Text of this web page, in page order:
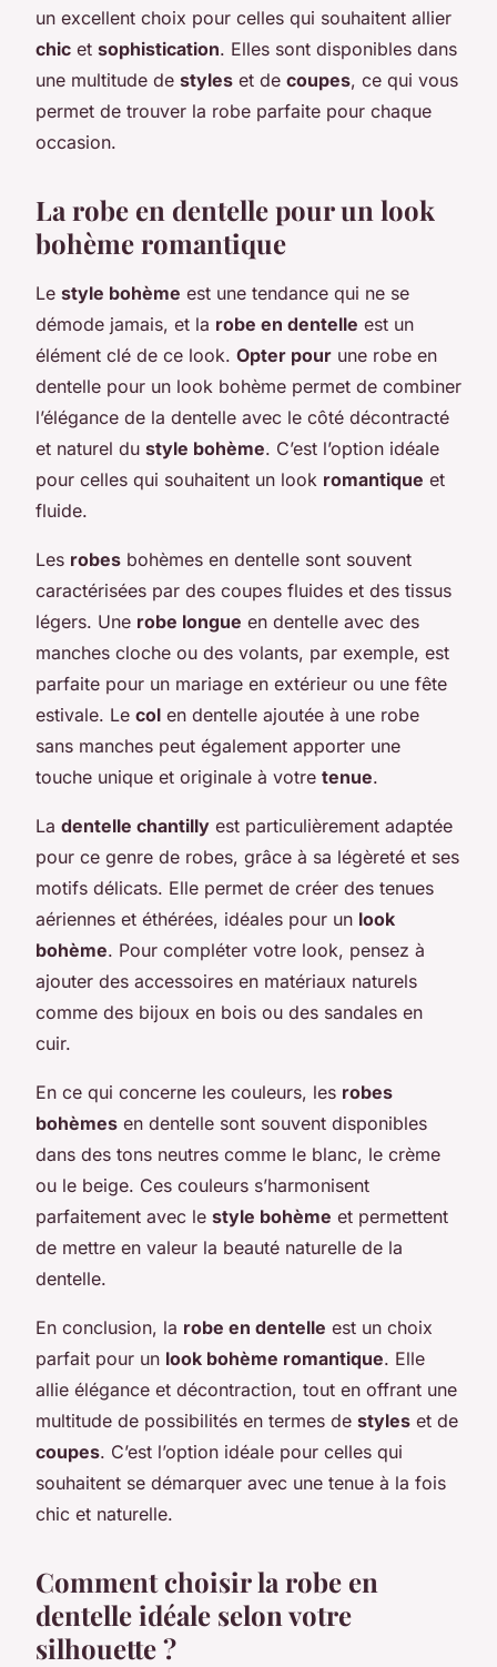
un excellent choix pour celles qui souhaitent allier
chic et sophistication. Elles sont disponibles dans
une multitude de styles et de coupes, ce qui vous
permet de trouver la robe parfaite pour chaque
occasion.
La robe en dentelle pour un look
bohème romantique
Le style bohème est une tendance qui ne se
démode jamais, et la robe en dentelle est un
élément clé de ce look. Opter pour une robe en
dentelle pour un look bohème permet de combiner
l’élégance de la dentelle avec le côté décontracté
et naturel du style bohème. C’est l’option idéale
pour celles qui souhaitent un look romantique et
fluide.
Les robes bohèmes en dentelle sont souvent
caractérisées par des coupes fluides et des tissus
légers. Une robe longue en dentelle avec des
manches cloche ou des volants, par exemple, est
parfaite pour un mariage en extérieur ou une fête
estivale. Le col en dentelle ajoutée à une robe
sans manches peut également apporter une
touche unique et originale à votre tenue.
La dentelle chantilly est particulièrement adaptée
pour ce genre de robes, grâce à sa légèreté et ses
motifs délicats. Elle permet de créer des tenues
aériennes et éthérées, idéales pour un look
bohème. Pour compléter votre look, pensez à
ajouter des accessoires en matériaux naturels
comme des bijoux en bois ou des sandales en
cuir.
En ce qui concerne les couleurs, les robes
bohèmes en dentelle sont souvent disponibles
dans des tons neutres comme le blanc, le crème
ou le beige. Ces couleurs s’harmonisent
parfaitement avec le style bohème et permettent
de mettre en valeur la beauté naturelle de la
dentelle.
En conclusion, la robe en dentelle est un choix
parfait pour un look bohème romantique. Elle
allie élégance et décontraction, tout en offrant une
multitude de possibilités en termes de styles et de
coupes. C’est l’option idéale pour celles qui
souhaitent se démarquer avec une tenue à la fois
chic et naturelle.
Comment choisir la robe en
dentelle idéale selon votre
silhouette ?